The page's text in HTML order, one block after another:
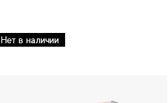
Нет в наличии